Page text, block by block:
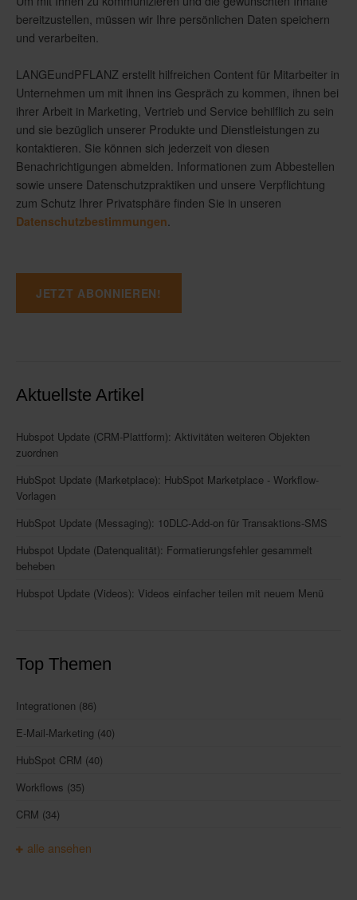
bereitzustellen, müssen wir Ihre persönlichen Daten speichern
und verarbeiten.
LANGEundPFLANZ erstellt hilfreichen Content für Mitarbeiter in
Unternehmen um mit ihnen ins Gespräch zu kommen, ihnen bei
ihrer Arbeit in Marketing, Vertrieb und Service behilflich zu sein
und sie bezüglich unserer Produkte und Dienstleistungen zu
kontaktieren. Sie können sich jederzeit von diesen
Benachrichtigungen abmelden. Informationen zum Abbestellen
sowie unsere Datenschutzpraktiken und unsere Verpflichtung
zum Schutz Ihrer Privatsphäre finden Sie in unseren
Datenschutzbestimmungen
Aktuellste Artikel
Hubspot Update (CRM-Plattform): Aktivitäten weiteren Objekten
zuordnen
HubSpot Update (Marketplace): HubSpot Marketplace - Workflow-
Vorlagen
HubSpot Update (Messaging): 10DLC-Add-on für Transaktions-SMS
Hubspot Update (Datenqualität): Formatierungsfehler gesammelt
beheben
Hubspot Update (Videos): Videos einfacher teilen mit neuem Menü
Top Themen
Integrationen (86)
E-Mail-Marketing (40)
HubSpot CRM (40)
Workflows (35)
CRM (34)
alle ansehen